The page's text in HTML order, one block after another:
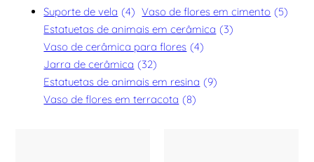
Suporte de vela (4) Vaso de flores em cimento (5)
Estatuetas de animais em cerâmica (3)
Vaso de cerâmica para flores (4)
Jarra de cerâmica (32)
Estatuetas de animais em resina (9)
Vaso de flores em terracota (8)